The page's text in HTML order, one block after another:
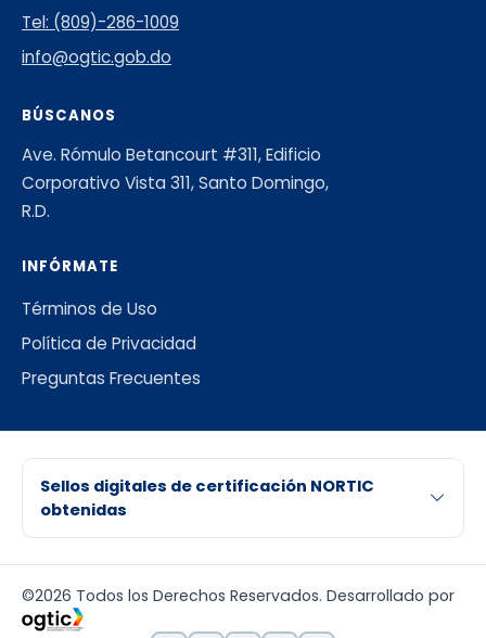
Tel: (809)-286-1009
info@ogtic.gob.do
BÚSCANOS
Ave. Rómulo Betancourt #311, Edificio
Corporativo Vista 311, Santo Domingo,
R.D.
INFÓRMATE
Términos de Uso
Política de Privacidad
Preguntas Frecuentes
Sellos digitales de certificación NORTIC
obtenidas
©2026 Todos los Derechos Reservados. Desarrollado por